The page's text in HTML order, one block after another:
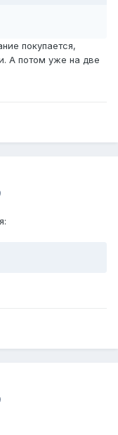
покупается,
А потом уже на две